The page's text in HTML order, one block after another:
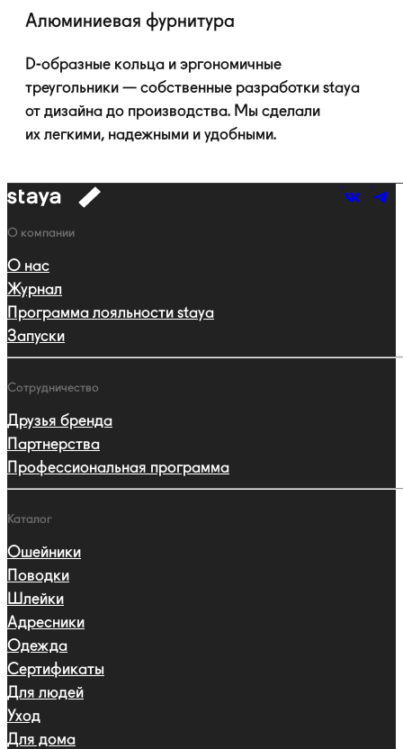
Алюминиевая фурнитура
D-образные кольца и эргономичные
треугольники — собственные разработки staya
от дизайна до производства. Мы сделали
их легкими, надежными и удобными.
к
Навигация
О компании
О нас
Журнал
Программа лояльности staya
Запуски
Сотрудничество
Друзья бренда
Партнерства
Профессиональная программа
Каталог
Ошейники
Поводки
Шлейки
Адресники
Одежда
Сертификаты
Для людей
Уход
Для дома